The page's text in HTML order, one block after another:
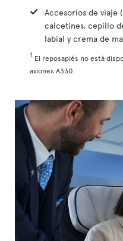
Accesorios de viaje
calcetines, cepillo
labial y crema de
1 El reposapiés no está
aviones A330.